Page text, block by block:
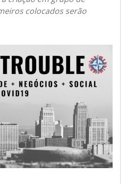
colocados serão